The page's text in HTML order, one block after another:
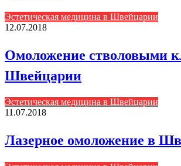
Эстетическая медицина в Швейцарии
12.07.2018
Омоложение стволовыми
Швейцарии
Эстетическая медицина в Швейцарии
11.07.2018
Лазерное омоложение в